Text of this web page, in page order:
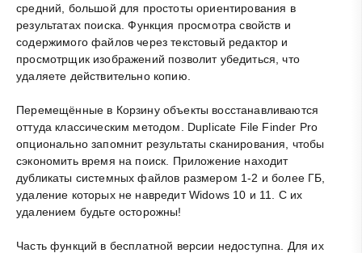
средний, большой для простоты ориентирования в
результатах поиска. Функция просмотра свойств и
содержимого файлов через текстовый редактор и
просмотрщик изображений позволит убедиться, что
удаляете действительно копию.
Перемещённые в Корзину объекты восстанавливаются
оттуда классическим методом. Duplicate File Finder Pro
опционально запомнит результаты сканирования, чтобы
сэкономить время на поиск. Приложение находит
дубликаты системных файлов размером 1-2 и более ГБ,
удаление которых не навредит Widows 10 и 11. С их
удалением будьте осторожны!
Часть функций в бесплатной версии недоступна. Для их